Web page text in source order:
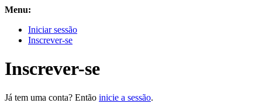
Menu:
Iniciar sessão
Inscrever-se
Inscrever-se
Já tem uma conta? Então inicie a sessão.